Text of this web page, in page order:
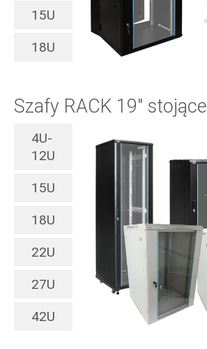
15U
18U
Szafy RACK 19" stojące
4U-
12U
15U
18U
22U
27U
42U